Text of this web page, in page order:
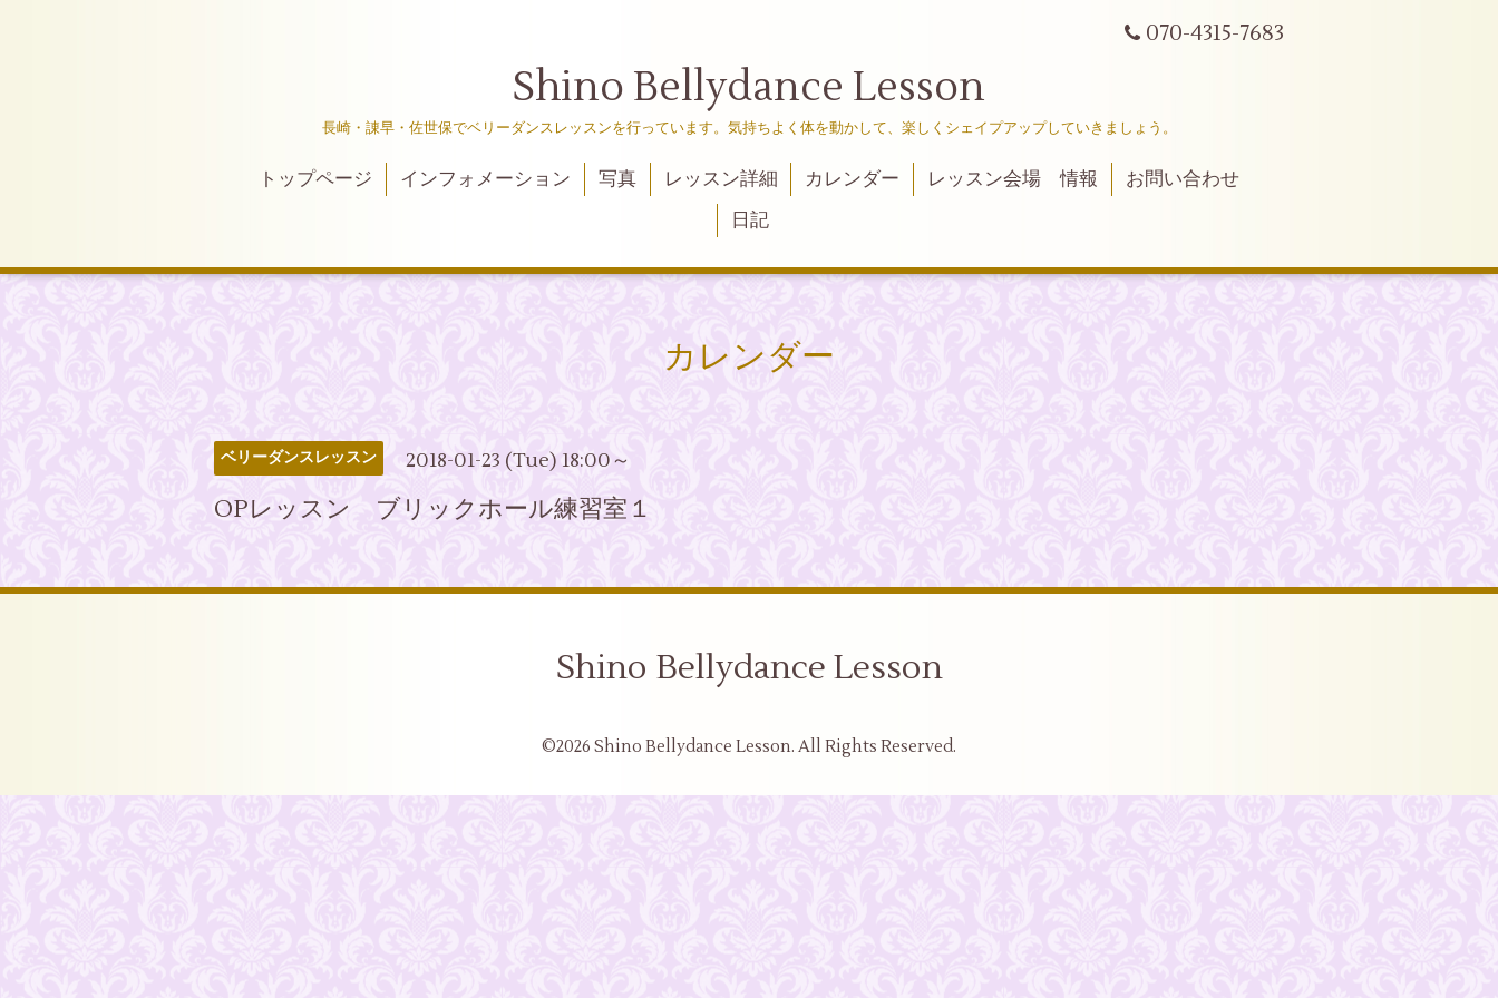
070-4315-7683
Shino Bellydance Lesson
長崎・諌早・佐世保でベリーダンスレッスンを行っています。気持ちよく体を動かして、楽しくシェイプアップしていきましょう。
トップページ インフォメーション 写真 レッスン詳細 カレンダー レッスン会場 情報
お問い合わせ
日記
カレンダー
ベリーダンスレッスン 2018-01-23 (Tue) 18:00～
OPレッスン ブリックホール練習室１
Shino Bellydance Lesson
©2026 Shino Bellydance Lesson. All Rights Reserved.